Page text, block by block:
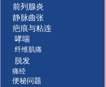
前列腺炎
静脉曲张
疤痕与粘连
哮喘
纤维肌痛
脱发
痛经
便秘问题